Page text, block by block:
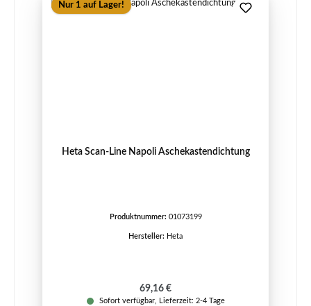
Nur 1 auf Lager!
Heta Scan-Line Napoli Aschekastendichtung
Produktnummer: 01073199
Hersteller: Heta
Regulärer Preis:
69,16 €
Sofort verfügbar, Lieferzeit: 2-4 Tage